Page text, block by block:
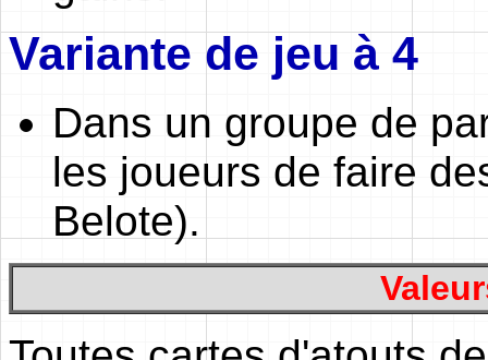
Variante de jeu à 4
Dans un groupe de
les joueurs de faire
Belote).